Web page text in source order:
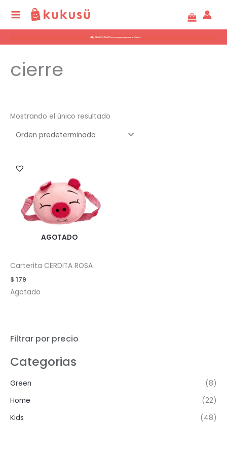
contenido
Filtrar por precio
Categorias
Green
(8)
Home
(22)
Kids
(48)
cierre
Mostrando el único resultado
AGOTADO
Carterita CERDITA ROSA
$ 179
Agotado